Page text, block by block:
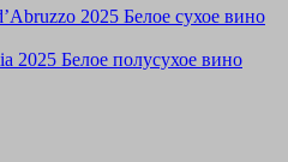
2025 Белое сухое вино
2025 Белое полусухое вино